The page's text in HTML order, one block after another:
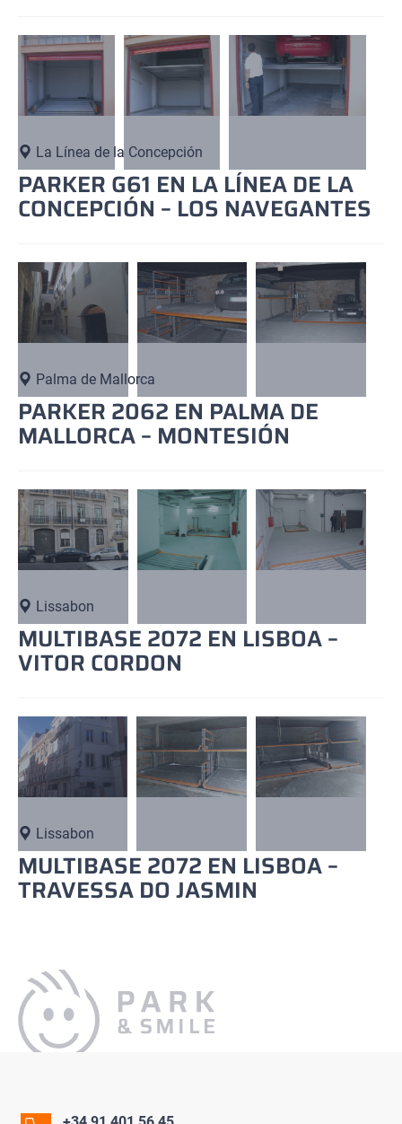
La Línea de la Concepción
PARKER G61 EN LA LÍNEA DE LA
CONCEPCIÓN – LOS NAVEGANTES
Palma de Mallorca
PARKER 2062 EN PALMA DE
MALLORCA – MONTESIÓN
Lissabon
MULTIBASE 2072 EN LISBOA –
VITOR CORDON
Lissabon
MULTIBASE 2072 EN LISBOA –
TRAVESSA DO JASMIN